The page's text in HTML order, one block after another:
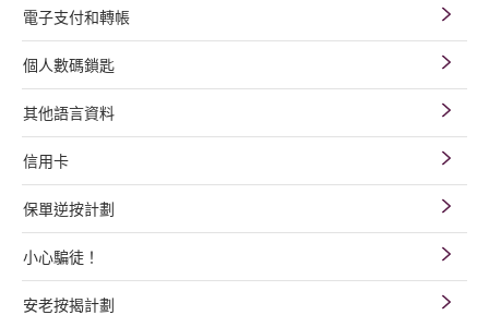
電子支付和轉帳
個人數碼鎖匙
其他語言資料
信用卡
保單逆按計劃
小心騙徒！
安老按揭計劃